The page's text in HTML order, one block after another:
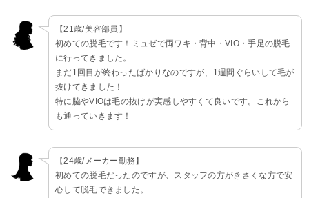
【21歳/美容部員】
初めての脱毛です！ミュゼで両ワキ・背中・VIO・手足の脱毛
に行ってきました。
まだ1回目が終わったばかりなのですが、1週間ぐらいして毛が
抜けてきました！
特に脇やVIOは毛の抜けが実感しやすくて良いです。これから
も通っていきます！
【24歳/メーカー勤務】
初めての脱毛だったのですが、スタッフの方がきさくな方で安
心して脱毛できました。